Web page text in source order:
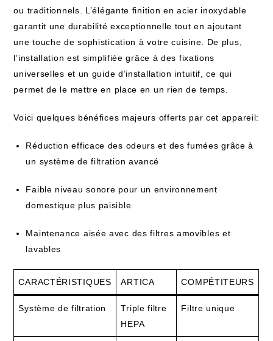
ou traditionnels. L’élégante finition en acier inoxydable
garantit une durabilité exceptionnelle tout en ajoutant
une touche de sophistication à votre cuisine. De plus,
l’installation est simplifiée grâce à des fixations
universelles et un guide d’installation intuitif, ce qui
permet de le mettre en place en un rien de temps.
Voici quelques bénéfices majeurs offerts par cet appareil:
Réduction efficace des odeurs et des fumées grâce à
un système de filtration avancé
Faible niveau sonore pour un environnement
domestique plus paisible
Maintenance aisée avec des filtres amovibles et
lavables
CARACTÉRISTIQUES ARTICA COMPÉTITEURS
Système de filtration
Triple filtre
HEPA
Filtre unique